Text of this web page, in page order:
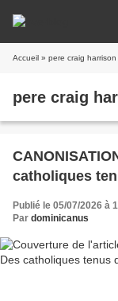
Accueil » pere craig harrison
pere craig
catholiques
Publié le 05/07/2026 à
Par dominicanus